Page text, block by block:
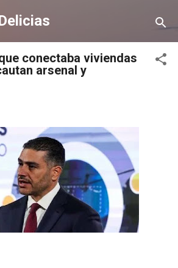
al contenido principal
conectaba viviendas
arsenal y